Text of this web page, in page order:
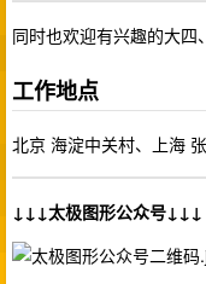
同时也欢迎有兴趣的大
工作地点
北京 海淀中关村、上海
↓↓↓太极图形公众号↓↓↓